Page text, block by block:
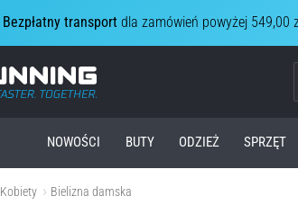
Bezpłatny transportdla zamówień powyżej 549,00
Top4Running.pl
NOWOŚCI BUTY ODZIEŻ SPRZĘT
Kobiety Bielizna damska